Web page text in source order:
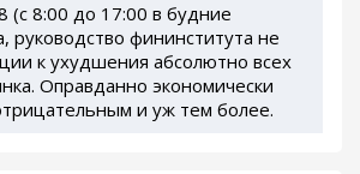
(с 8:00 до 17:00 в будние
руководство фининститута не
к ухудшения абсолютно всех
Оправданно экономически
и уж тем более.